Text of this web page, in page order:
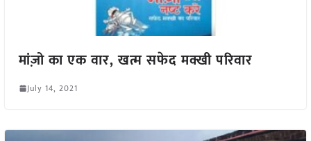
मांज़ो का एक वार, खत्म सफेद मक्खी परिवार
July 14, 2021